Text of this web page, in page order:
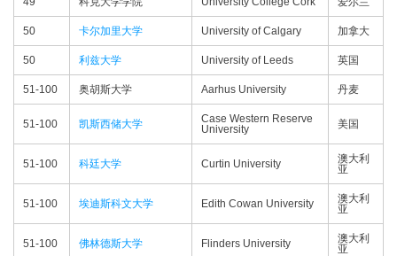
50 卡尔加里大学 University of Calgary 加拿大
50 利兹大学 University of Leeds 英国
51-100 奥胡斯大学 Aarhus University 丹麦
51-100 凯斯西储大学
Case Western Reserve
University
美国
51-100 科廷大学 Curtin University
澳大利
亚
51-100 埃迪斯科文大学 Edith Cowan University
澳大利
亚
51-100 佛林德斯大学 Flinders University
澳大利
亚